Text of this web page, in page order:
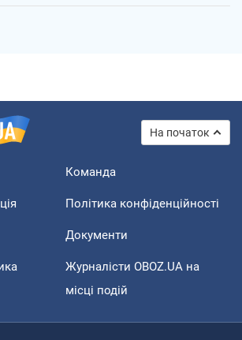
На початок
Команда
Політика конфіденційності
Документи
Журналісти OBOZ.UA на
місці подій